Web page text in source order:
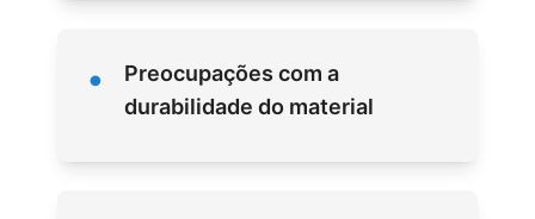
•
Preocupações com a
durabilidade do material